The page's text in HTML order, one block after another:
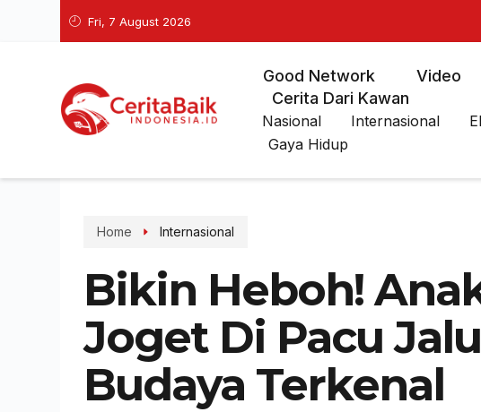
Fri, 7 August 2026
Good Network Video
Cerita Dari Kawan
Nasional Internasional
Gaya Hidup
Home Internasional
Bikin Heboh!
Joget Di Pacu
Budaya Terkenal